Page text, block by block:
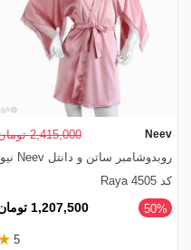
Neev
2,415,000 تومان
روبدوشامبر ساتن و دانتل Neev نیو
کد Raya 4505
‎50% 1,207,500 تومان
5